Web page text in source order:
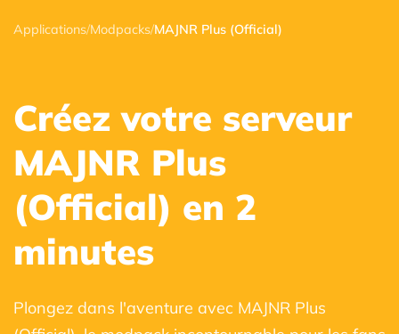
Applications/Modpacks/MAJNR Plus (Official)
Créez votre serveur
MAJNR Plus
(Official) en 2
minutes
Plongez dans l'aventure avec MAJNR Plus